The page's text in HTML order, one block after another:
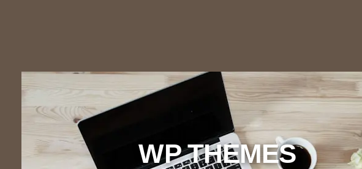
WP THEMES